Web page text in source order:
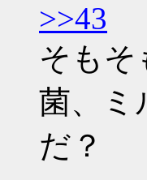
>>43
そもそ
菌、ミ
だ？